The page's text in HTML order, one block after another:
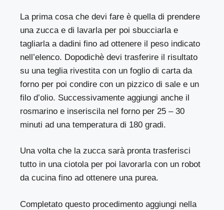
La prima cosa che devi fare è quella di prendere
una zucca e di lavarla per poi sbucciarla e
tagliarla a dadini fino ad ottenere il peso indicato
nell’elenco. Dopodichè devi trasferire il risultato
su una teglia rivestita con un foglio di carta da
forno per poi condire con un pizzico di sale e un
filo d’olio. Successivamente aggiungi anche il
rosmarino e inseriscila nel forno per 25 – 30
minuti ad una temperatura di 180 gradi.
Una volta che la zucca sarà pronta trasferisci
tutto in una ciotola per poi lavorarla con un robot
da cucina fino ad ottenere una purea.
Completato questo procedimento aggiungi nella